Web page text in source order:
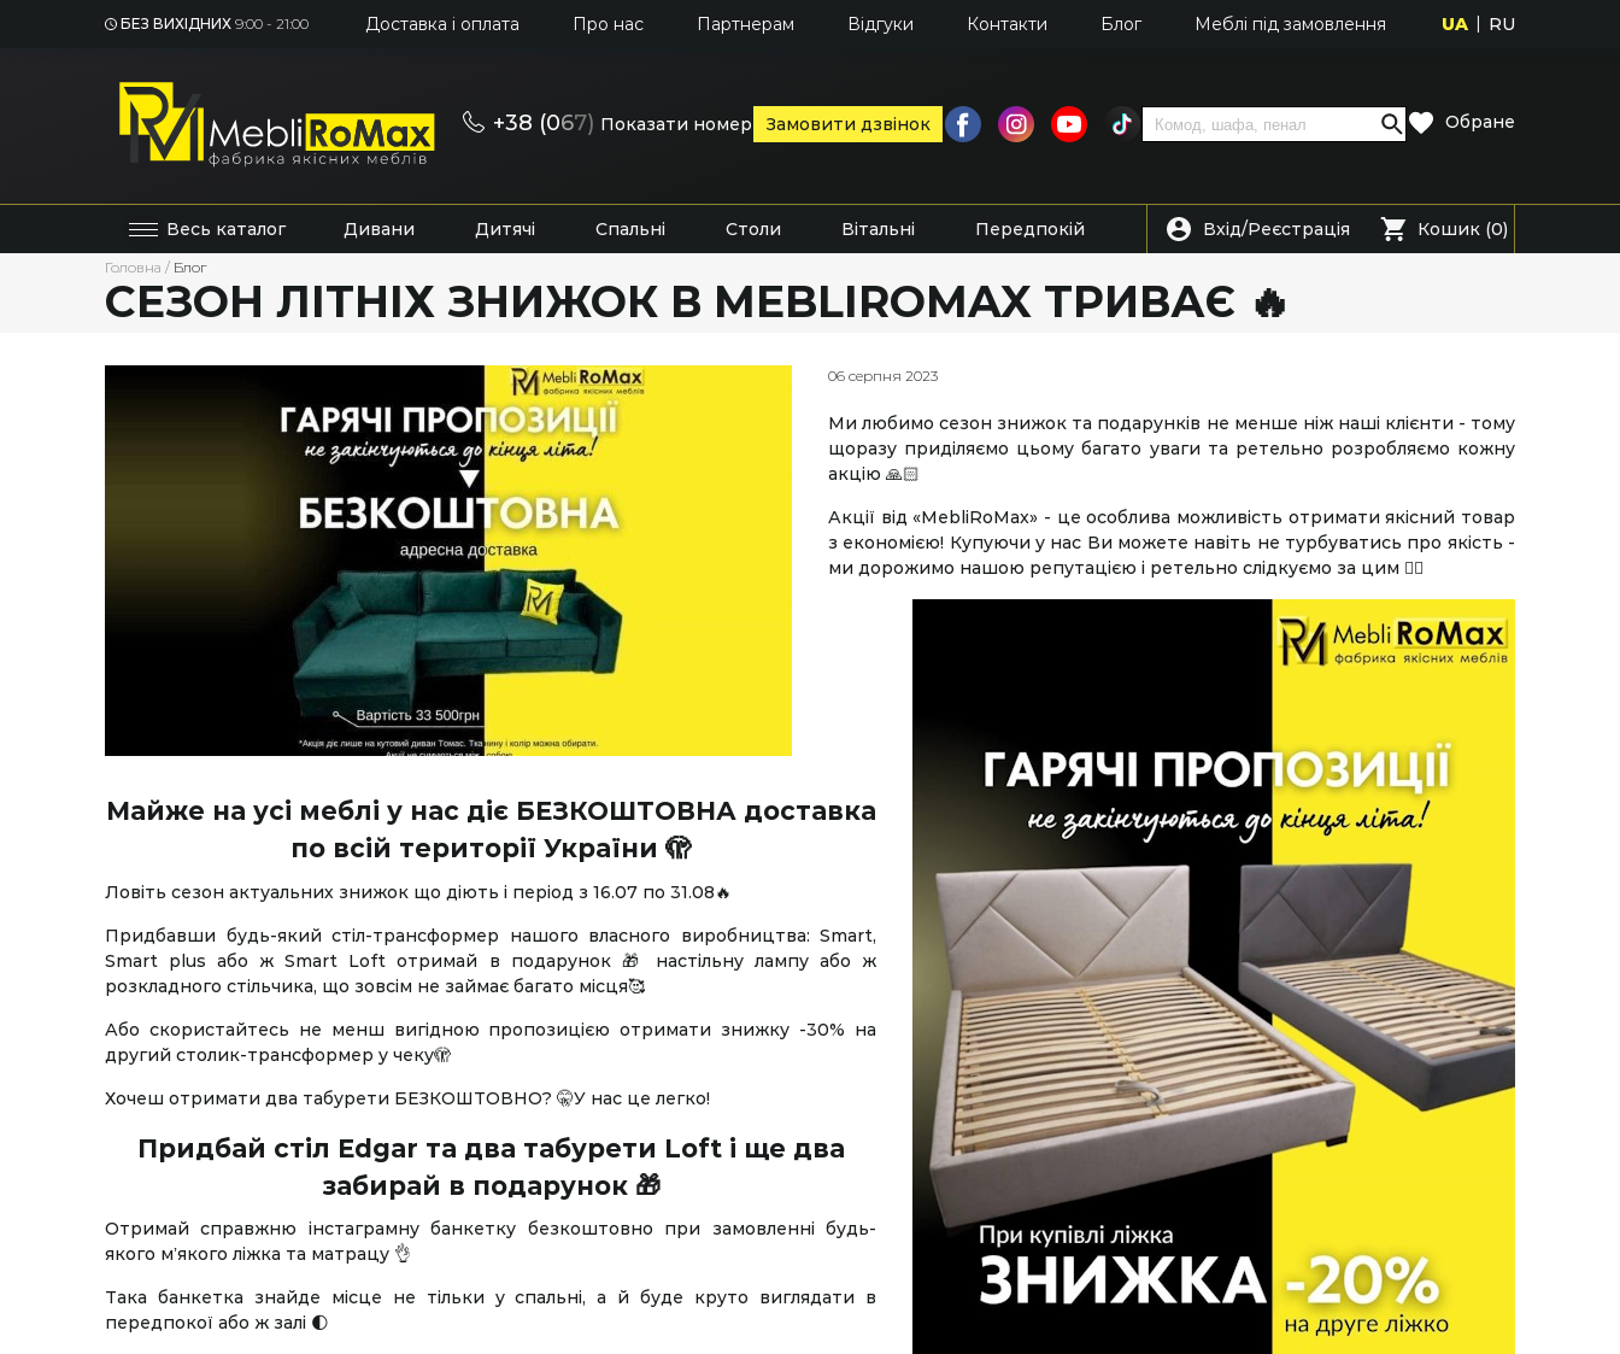
БЕЗ ВИХІДНИХ 9:00 - 21:00 Доставка і оплата Про нас Партнерам Відгуки Контакти Блог Меблі під замовлення UA RU
+38 (067) Показати номер Замовити дзвінок Обране
Весь каталог Дивани Дитячі Спальні Столи Вітальні Передпокій Вхід/Реєстрація Кошик (0)
Головна / Блог
СЕЗОН ЛІТНІХ ЗНИЖОК В MEBLIROMAX ТРИВАЄ 🔥
06 серпня 2023
Ми любимо сезон знижок та подарунків не менше ніж наші клієнти - тому
щоразу приділяємо цьому багато уваги та ретельно розробляємо кожну
акцію 🙏🏻
Акції від «MebliRoMax» - це особлива можливість отримати якісний товар
з економією! Купуючи у нас Ви можете навіть не турбуватись про якість -
ми дорожимо нашою репутацією і ретельно слідкуємо за цим 👌🏻
Майже на усі меблі у нас діє БЕЗКОШТОВНА доставка
по всій території України 🫣
Ловіть сезон актуальних знижок що діють і період з 16.07 по 31.08🔥
Придбавши будь-який стіл-трансформер нашого власного виробництва: Smart,
Smart plus або ж Smart Loft отримай в подарунок 🎁 настільну лампу або ж
розкладного стільчика, що зовсім не займає багато місця🥰
Або скористайтесь не менш вигідною пропозицією отримати знижку -30% на
другий столик-трансформер у чеку🫣
Хочеш отримати два табурети БЕЗКОШТОВНО? 🤫У нас це легко!
Придбай стіл Edgar та два табурети Loft і ще два
забирай в подарунок 🎁
Отримай справжню інстаграмну банкетку безкоштовно при замовленні будь-
якого мʼякого ліжка та матрацу 👌
Така банкетка знайде місце не тільки у спальні, а й буде круто виглядати в
передпокої або ж залі 🌓